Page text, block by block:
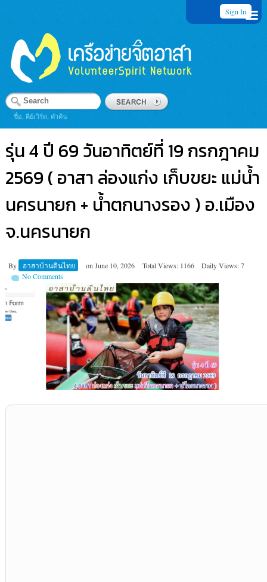
Sign In
ชื่อ, คีย์เวิร์ด, คำค้น
รุ่น 4 ปี 69 วันอาทิตย์ที่ 19 กรกฎาคม
2569 ( อาสา ล่องแก่ง เก็บขยะ แม่น้ำ
นครนายก + น้ำตกนางรอง ) อ.เมือง
จ.นครนายก
By อาสาบ้านดินไทย on June 10, 2026 Total Views: 1166
Daily Views: 7
No Comments